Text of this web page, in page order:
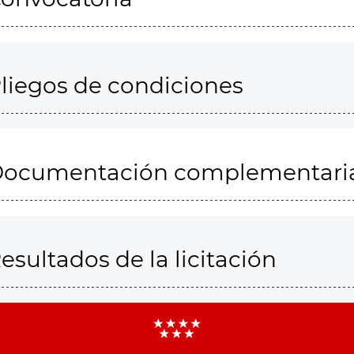
de condiciones
de la licitación